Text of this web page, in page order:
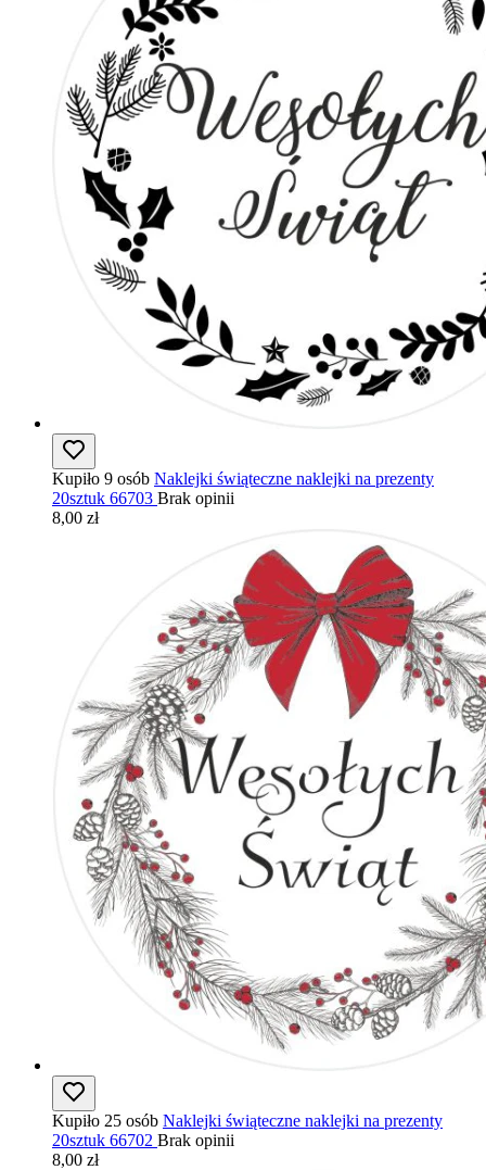
Kupiło 9 osób Naklejki świąteczne naklejki na prezenty
20sztuk 66703 Brak opinii
8,00 zł
Kupiło 25 osób Naklejki świąteczne naklejki na prezenty
20sztuk 66702 Brak opinii
8,00 zł